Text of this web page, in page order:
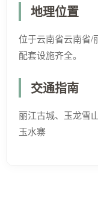
地理位置
位于云南省云南省/
配套设施齐全。
交通指南
丽江古城、玉龙雪
玉水寨